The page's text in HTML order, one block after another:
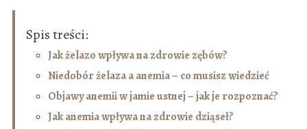
Spis treści:
Jak żelazo wpływa na zdrowie zębów?
Niedobór żelaza a anemia – co musisz wiedzieć
Objawy anemii w jamie ustnej – jak je rozpoznać?
Jak anemia wpływa na zdrowie dziąseł?